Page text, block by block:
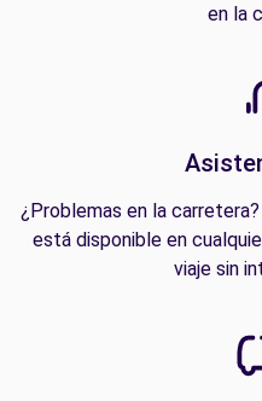
en la
¿Problemas en la
está disponible en
viaje sin